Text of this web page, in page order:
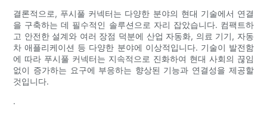
결론적으로, 푸시풀 커넥터는 다양한 분야의 현대 기술에서 연결
을 구축하는 데 필수적인 솔루션으로 자리 잡았습니다. 컴팩트하
고 안전한 설계와 여러 장점 덕분에 산업 자동화, 의료 기기, 자동
차 애플리케이션 등 다양한 분야에 이상적입니다. 기술이 발전함
에 따라 푸시풀 커넥터는 지속적으로 진화하여 현대 사회의 끊임
없이 증가하는 요구에 부응하는 향상된 기능과 연결성을 제공할
것입니다.
.